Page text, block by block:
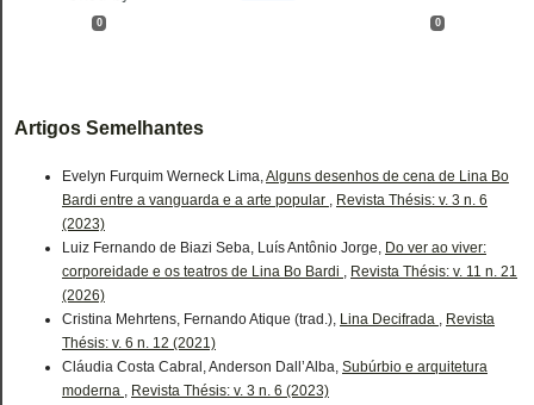
0 0
Artigos Semelhantes
Evelyn Furquim Werneck Lima,Alguns desenhos de cena de Lina Bo
Bardi entre a vanguarda e a arte popular , Revista Thésis: v. 3 n. 6
(2023)
Luiz Fernando de Biazi Seba, Luís Antônio Jorge, Do ver ao viver:
corporeidade e os teatros de Lina Bo Bardi , Revista Thésis: v. 11 n. 21
(2026)
Cristina Mehrtens, Fernando Atique (trad.), Lina Decifrada , Revista
Thésis: v. 6 n. 12 (2021)
Cláudia Costa Cabral, Anderson Dall’Alba, Subúrbio e arquitetura
moderna , Revista Thésis: v. 3 n. 6 (2023)